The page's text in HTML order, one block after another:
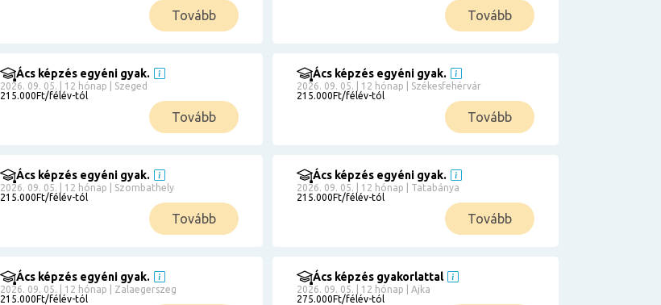
Tovább Tovább
Ács képzés egyéni gyak.
2026. 09. 05. | 12 hónap | Szeged
215.000Ft/félév-tól
Tovább
Ács képzés egyéni gyak.
2026. 09. 05. | 12 hónap | Székesfehérvár
215.000Ft/félév-tól
Tovább
Ács képzés egyéni gyak.
2026. 09. 05. | 12 hónap | Szombathely
215.000Ft/félév-tól
Tovább
Ács képzés egyéni gyak.
2026. 09. 05. | 12 hónap | Tatabánya
215.000Ft/félév-tól
Tovább
Ács képzés egyéni gyak.
2026. 09. 05. | 12 hónap | Zalaegerszeg
215.000Ft/félév-tól
Ács képzés gyakorlattal
2026. 09. 05. | 12 hónap | Ajka
275.000Ft/félév-tól